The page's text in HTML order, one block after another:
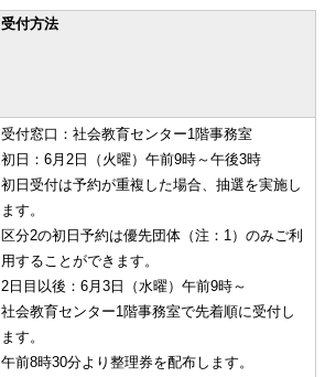
受付方法
受付窓口：社会教育センター1階事務室
初日：6月2日（火曜）午前9時～午後3時
初日受付は予約が重複した場合、抽選を実施し
ます。
区分2の初日予約は優先団体（注：1）のみご利
用することができます。
2日目以後：6月3日（水曜）午前9時～
社会教育センター1階事務室で先着順に受付し
ます。
午前8時30分より整理券を配布します。